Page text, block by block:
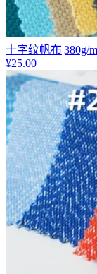
十字纹帆布|380g/
¥25.00